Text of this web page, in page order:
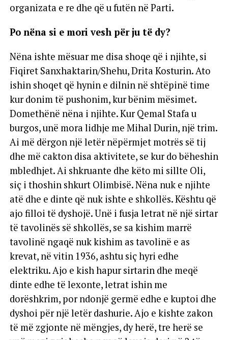
organizata e re dhe që u futën në Parti.
Po nëna si e mori vesh për ju të dy?
Nëna ishte mësuar me disa shoqe që i njihte, si
Fiqiret Sanxhaktarin/Shehu, Drita Kosturin. Ato
ishin shoqet që hynin e dilnin në shtëpinë time
kur donim të pushonim, kur bënim mësimet.
Domethënë nëna i njihte. Kur Qemal Stafa u
burgos, unë mora lidhje me Mihal Durin, një trim.
Ai më dërgon një letër nëpërmjet motrës së tij
dhe më cakton disa aktivitete, se kur do bëheshin
mbledhjet. Ai shkruante dhe këto mi sillte Oli,
siç i thoshin shkurt Olimbisë. Nëna nuk e njihte
atë dhe e dinte që nuk ishte e shkollës. Kështu që
ajo filloi të dyshojë. Unë i fusja letrat në një sirtar
të tavolinës së shkollës, se sa kishim marrë
tavolinë ngaqë nuk kishim as tavolinë e as
krevat, në vitin 1936, ashtu siç hyri edhe
elektriku. Ajo e kish hapur sirtarin dhe meqë
dinte edhe të lexonte, letrat ishin me
dorëshkrim, por ndonjë germë edhe e kuptoi dhe
dyshoi për një letër dashurie. Ajo e kishte zakon
të më zgjonte në mëngjes, dy herë, tre herë se